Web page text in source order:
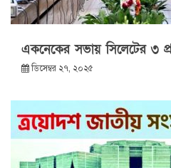
একনেকের সভায় সিলেটের ৩
ডিসেম্বর ২৭, ২০২৫